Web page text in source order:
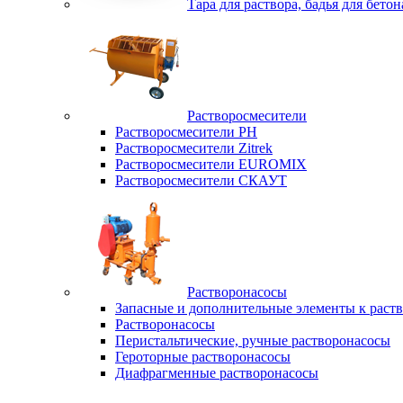
Тара для раствора, бадья для
Растворосмесители
Растворосмесители РН
Растворосмесители Zitrek
Растворосмесители EUROMIX
Растворосмесители СКАУТ
Растворонасосы
Запасные и дополнительные элементы к
Растворонасосы
Перистальтические, ручные растворонасосы
Героторные растворонасосы
Диафрагменные растворонасосы